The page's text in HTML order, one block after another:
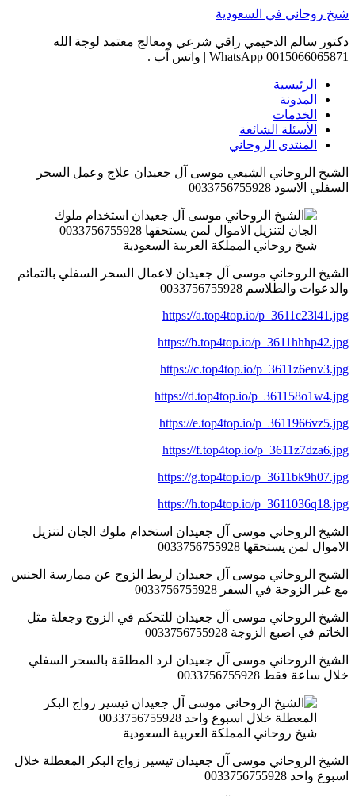
Skip
content
شيخ روحاني في السعودية
دكتور سالم الدحيمي راقي شرعي ومعالج معتمد لوجة الله
0015066065871 WhatsApp | واتس آب .
الرئيسية
المدونة
الخدمات
الأسئلة الشائعة
المنتدى الروحاني
الشيخ الروحاني الشيعي موسى آل جعيدان علاج وعمل السحر
السفلي الاسود 0033756755928
شيخ روحاني المملكة العربية السعودية
الشيخ الروحاني موسى آل جعيدان لاعمال السحر السفلي بالتمائم
والدعوات والطلاسم 0033756755928
https://a.top4top.io/p_3611c23l41.jpg
https://b.top4top.io/p_3611hhhp42.jpg
https://c.top4top.io/p_3611z6env3.jpg
https://d.top4top.io/p_361158o1w4.jpg
https://e.top4top.io/p_3611966vz5.jpg
https://f.top4top.io/p_3611z7dza6.jpg
https://g.top4top.io/p_3611bk9h07.jpg
https://h.top4top.io/p_3611036q18.jpg
الشيخ الروحاني موسى آل جعيدان استخدام ملوك الجان لتنزيل
الاموال لمن يستحقها 0033756755928
الشيخ الروحاني موسى آل جعيدان لربط الزوج عن ممارسة الجنس
مع غير الزوجة في السفر 0033756755928
الشيخ الروحاني موسى آل جعيدان للتحكم في الزوج وجعلة مثل
الخاتم في اصبع الزوجة 0033756755928
الشيخ الروحاني موسى آل جعيدان لرد المطلقة بالسحر السفلي
خلال ساعة فقط 0033756755928
شيخ روحاني المملكة العربية السعودية
الشيخ الروحاني موسى آل جعيدان تيسير زواج البكر المعطلة خلال
اسبوع واحد 0033756755928